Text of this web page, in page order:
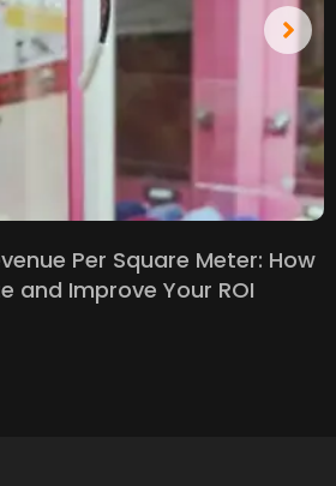
Per Square Meter: How
and Improve Your ROI